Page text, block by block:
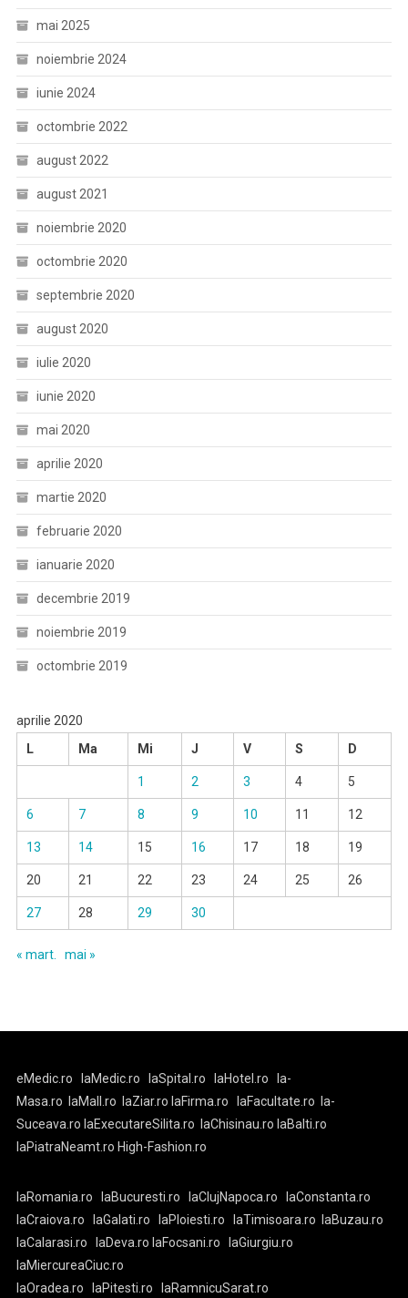
mai 2025
noiembrie 2024
iunie 2024
octombrie 2022
august 2022
august 2021
noiembrie 2020
octombrie 2020
septembrie 2020
august 2020
iulie 2020
iunie 2020
mai 2020
aprilie 2020
martie 2020
februarie 2020
ianuarie 2020
decembrie 2019
noiembrie 2019
octombrie 2019
aprilie 2020
L
Ma Mi J V S D
1 2 3 4 5
6 7 8 9 10 11 12
13 14 15 16 17 18 19
20 21 22 23 24 25 26
27 28 29 30
« mart. mai »
eMedic.ro laMedic.ro laSpital.ro laHotel.ro
la-
Masa.ro
laMall.ro laZiar.ro laFirma.ro laFacultate.ro
la-
Suceava.ro laExecutareSilita.ro laChisinau.ro laBalti.ro
laPiatraNeamt.ro High-Fashion.ro
laRomania.ro laBucuresti.ro laClujNapoca.ro
laConstanta.ro
laCraiova.ro
laGalati.ro laPloiesti.ro laTimisoara.ro
laBuzau.ro
laCalarasi.ro
laDeva.ro laFocsani.ro
laGiurgiu.ro
laMiercureaCiuc.ro
laOradea.ro
laPitesti.ro laRamnicuSarat.ro